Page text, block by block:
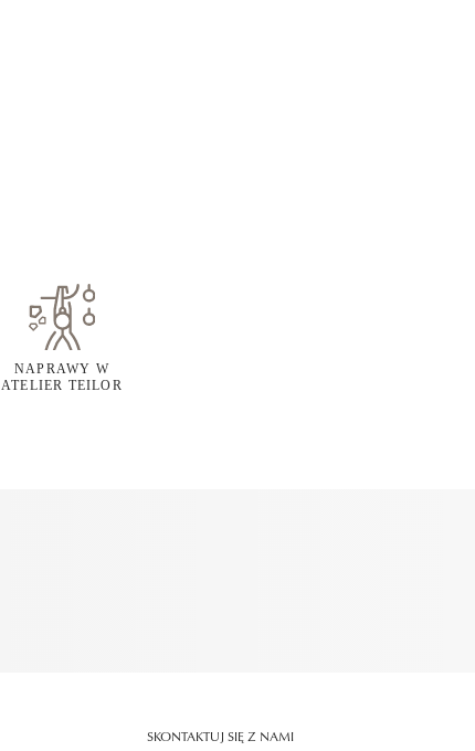
NAPRAWY W
ATELIER TEILOR
SKONTAKTUJ SIĘ Z NAMI